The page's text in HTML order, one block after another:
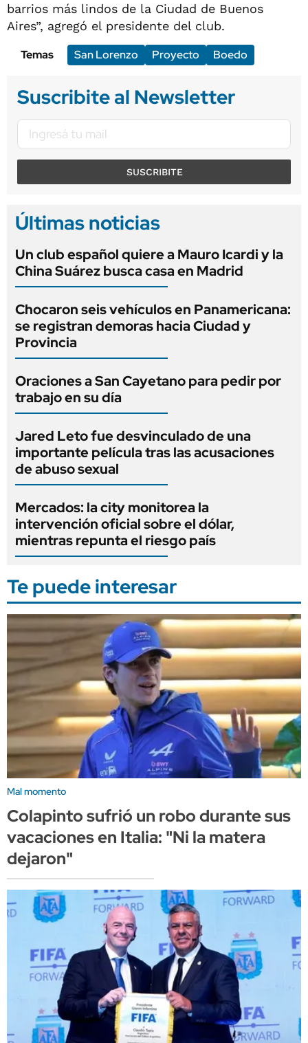
barrios más lindos de la Ciudad de Buenos
Aires”, agregó el presidente del club.
Temas
San Lorenzo Proyecto Boedo
Suscribite al Newsletter
SUSCRIBITE
Últimas noticias
Un club español quiere a Mauro Icardi y la
China Suárez busca casa en Madrid
Chocaron seis vehículos en Panamericana:
se registran demoras hacia Ciudad y
Provincia
Oraciones a San Cayetano para pedir por
trabajo en su día
Jared Leto fue desvinculado de una
importante película tras las acusaciones
de abuso sexual
Mercados: la city monitorea la
intervención oficial sobre el dólar,
mientras repunta el riesgo país
Te puede interesar
Mal momento
Colapinto sufrió un robo durante sus
vacaciones en Italia: "Ni la matera
dejaron"